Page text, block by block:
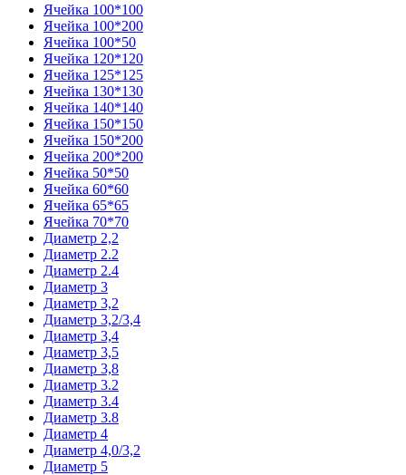
Ячейка 100*100
Ячейка 100*200
Ячейка 100*50
Ячейка 120*120
Ячейка 125*125
Ячейка 130*130
Ячейка 140*140
Ячейка 150*150
Ячейка 150*200
Ячейка 200*200
Ячейка 50*50
Ячейка 60*60
Ячейка 65*65
Ячейка 70*70
Диаметр 2,2
Диаметр 2.2
Диаметр 2.4
Диаметр 3
Диаметр 3,2
Диаметр 3,2/3,4
Диаметр 3,4
Диаметр 3,5
Диаметр 3,8
Диаметр 3.2
Диаметр 3.4
Диаметр 3.8
Диаметр 4
Диаметр 4,0/3,2
Диаметр 5